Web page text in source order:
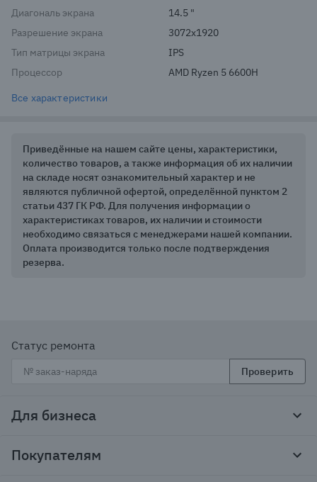
Диагональ экрана
14.5 "
Разрешение экрана
3072x1920
Тип матрицы экрана
IPS
Процессор
AMD Ryzen 5 6600H
Все характеристики
Приведённые на нашем сайте цены, характеристики,
количество товаров, а также информация об их наличии
на складе носят ознакомительный характер и не
являются публичной офертой, определённой пунктом 2
статьи 437 ГК РФ. Для получения информации о
характеристиках товаров, их наличии и стоимости
необходимо связаться с менеджерами нашей компании.
Оплата производится только после подтверждения
резерва.
Статус ремонта
Проверить
Для бизнеса
Тендеры и гос закупки
Покупателям